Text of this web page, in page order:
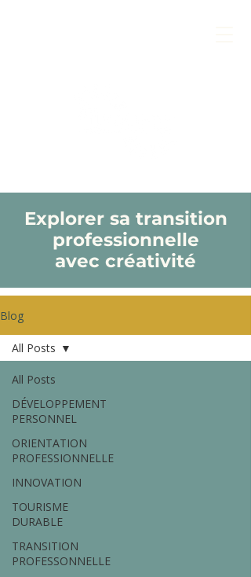
Explorer sa transition
professionnelle
avec créativité
Blog
All Posts
DÉVELOPPEMENT
PERSONNEL
ORIENTATION
PROFESSIONNELLE
INNOVATION
TOURISME
DURABLE
TRANSITION
PROFESSONNELLE
All Posts